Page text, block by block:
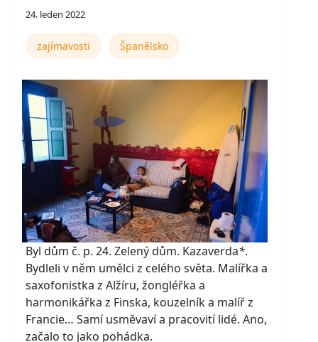
24. leden 2022
zajímavosti Španělsko
Byl dům č. p. 24. Zelený dům. Kazaverda*.
Bydleli v něm umělci z celého světa. Malířka a
saxofonistka z Alžíru, žongléřka a
harmonikářka z Finska, kouzelník a malíř z
Francie… Samí usměvaví a pracovití lidé. Ano,
začalo to jako pohádka.